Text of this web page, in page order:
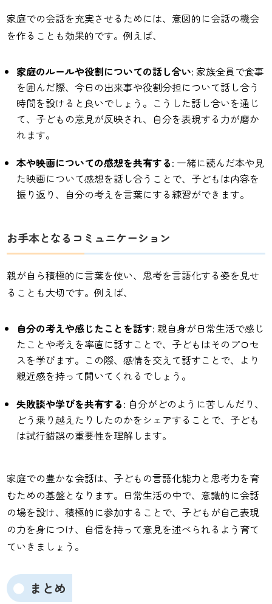
家庭での会話を充実させるためには、意図的に会話の機会
を作ることも効果的です。例えば、
家庭のルールや役割についての話し合い: 家族全員で食事
を囲んだ際、今日の出来事や役割分担について話し合う
時間を設けると良いでしょう。こうした話し合いを通じ
て、子どもの意見が反映され、自分を表現する力が磨か
れます。
本や映画についての感想を共有する: 一緒に読んだ本や見
た映画について感想を話し合うことで、子どもは内容を
振り返り、自分の考えを言葉にする練習ができます。
お手本となるコミュニケーション
親が自ら積極的に言葉を使い、思考を言語化する姿を見せ
ることも大切です。例えば、
自分の考えや感じたことを話す: 親自身が日常生活で感じ
たことや考えを率直に話すことで、子どもはそのプロセ
スを学びます。この際、感情を交えて話すことで、より
親近感を持って聞いてくれるでしょう。
失敗談や学びを共有する: 自分がどのように苦しんだり、
どう乗り越えたりしたのかをシェアすることで、子ども
は試行錯誤の重要性を理解します。
家庭での豊かな会話は、子どもの言語化能力と思考力を育
むための基盤となります。日常生活の中で、意識的に会話
の場を設け、積極的に参加することで、子どもが自己表現
の力を身につけ、自信を持って意見を述べられるよう育て
ていきましょう。
まとめ